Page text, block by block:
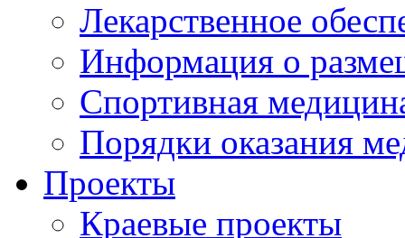
Лекарственное
Информация о
Спортивная
Порядки оказания
Проекты
Краевые проекты